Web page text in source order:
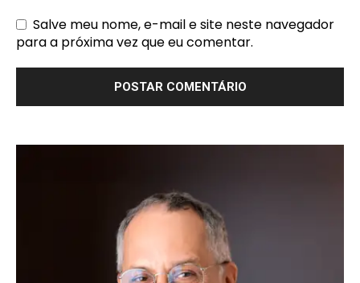
Salve meu nome, e-mail e site neste navegador
para a próxima vez que eu comentar.